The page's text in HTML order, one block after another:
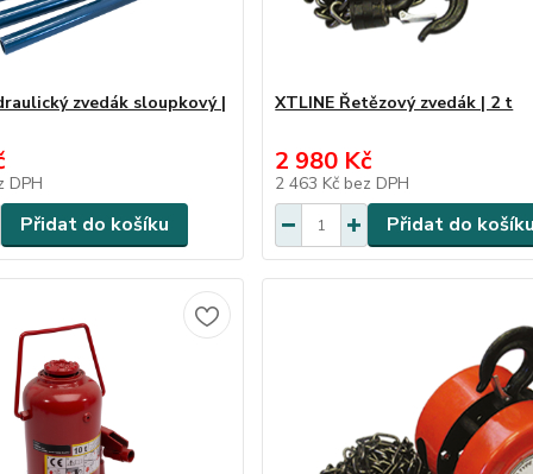
zvedák sloupkový |
DPH
Přidat do košíku
XTLINE Řetězový zvedák | 2 t
2 980 Kč
2 463 Kč bez DPH
Přidat do košíku